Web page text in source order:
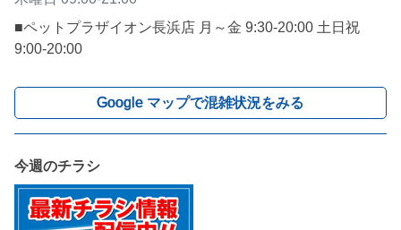
■ペットプラザイオン長浜店 月～金 9:30-20:00 土日祝
9:00-20:00
Google マップで混雑状況をみる
今週のチラシ